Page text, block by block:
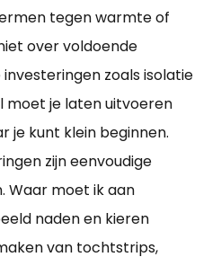
tegen warmte of
over voldoende
zoals isolatie
moet je laten uitvoeren
je kunt klein beginnen.
zijn eenvoudige
Waar moet ik aan
naden en kieren
van tochtstrips,